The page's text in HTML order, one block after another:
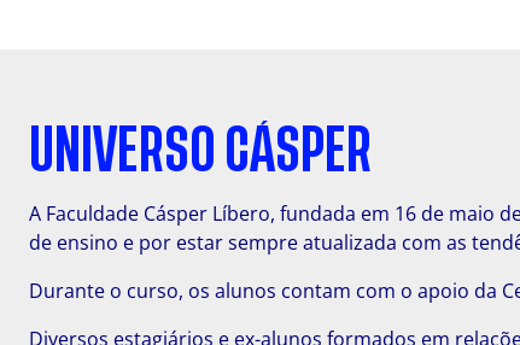
UNIVERSO CÁSPER
A Faculdade Cásper Líbero, fundada em 16 de maio
de ensino e por estar sempre atualizada com as
Durante o curso, os alunos contam com o apoio da
Diversos estagiários e ex-alunos formados em